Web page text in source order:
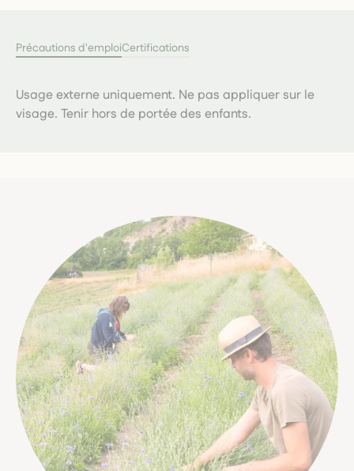
Précautions d'emploiCertifications
Usage externe uniquement. Ne pas appliquer sur le
visage. Tenir hors de portée des enfants.